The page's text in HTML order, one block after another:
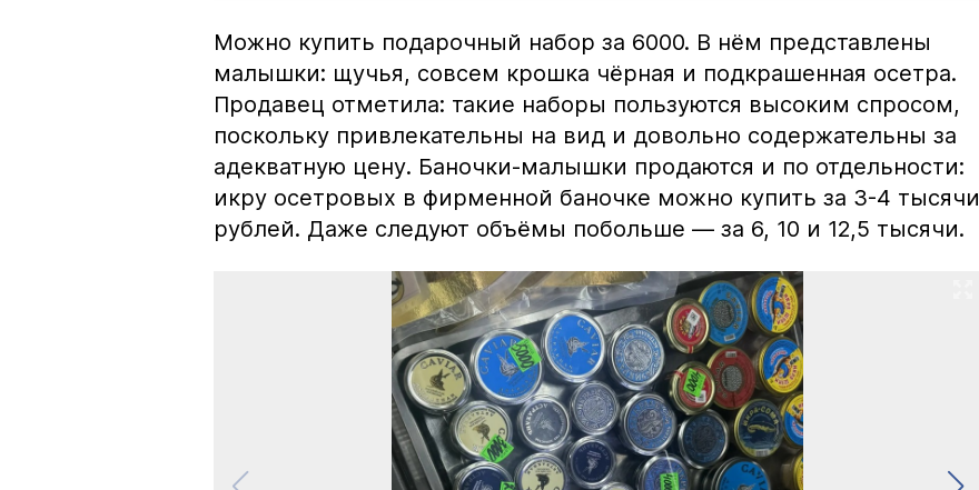
Можно купить подарочный набор за 6000. В нём представлены
малышки: щучья, совсем крошка чёрная и подкрашенная осетра.
Продавец отметила: такие наборы пользуются высоким спросом,
поскольку привлекательны на вид и довольно содержательны за
адекватную цену. Баночки-малышки продаются и по отдельности:
икру осетровых в фирменной баночке можно купить за 3-4 тысячи
рублей. Даже следуют объёмы побольше — за 6, 10 и 12,5 тысячи.